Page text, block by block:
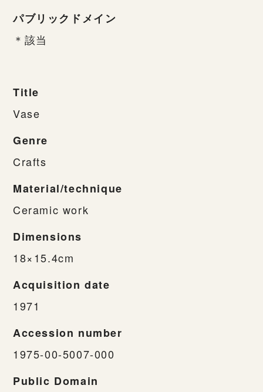
パブリックドメイン
＊該当
Title
Vase
Genre
Crafts
Material/technique
Ceramic work
Dimensions
18×15.4cm
Acquisition date
1971
Accession number
1975-00-5007-000
Public Domain